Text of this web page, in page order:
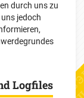
durch uns zu
jedoch
Logfiles